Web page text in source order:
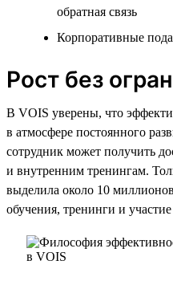
обратная связь
Корпоративные
Рост без
В VOIS уверены, что
в атмосфере постоянного
сотрудник может получить
и внутренним тренингам.
выделила около 10
обучения, тренинги и